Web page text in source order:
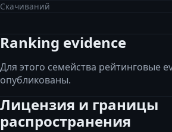
Скачиваний
Ranking evidence
Для этого семейства рейтинговые
опубликованы.
Лицензия и границы
распространения